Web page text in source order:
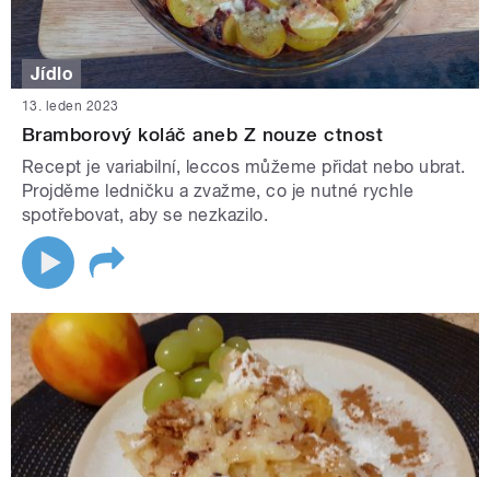
Jídlo
13. leden 2023
Bramborový koláč aneb Z nouze ctnost
Recept je variabilní, leccos můžeme přidat nebo ubrat.
Projděme ledničku a zvažme, co je nutné rychle
spotřebovat, aby se nezkazilo.